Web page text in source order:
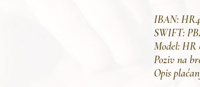
IBAN:
SWIFT:
Model: HR
Poziv na
Opis